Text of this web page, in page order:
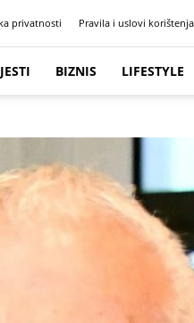
privatnosti Pravila i uslovi korištenja
BIZNIS LIFESTYLE